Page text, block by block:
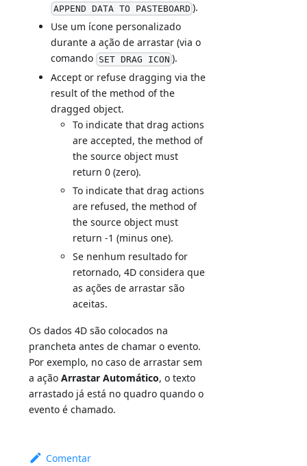
APPEND DATA TO PASTEBOARD ).
Use um ícone personalizado
durante a ação de arrastar (via o
comando SET DRAG ICON ).
Accept or refuse dragging via the
result of the method of the
dragged object.
To indicate that drag actions
are accepted, the method of
the source object must
return 0 (zero).
To indicate that drag actions
are refused, the method of
the source object must
return -1 (minus one).
Se nenhum resultado for
retornado, 4D considera que
as ações de arrastar são
aceitas.
Os dados 4D são colocados na
prancheta antes de chamar o evento.
Por exemplo, no caso de arrastar sem
a açãoArrastar Automático, o texto
arrastado já está no quadro quando o
evento é chamado.
Comentar